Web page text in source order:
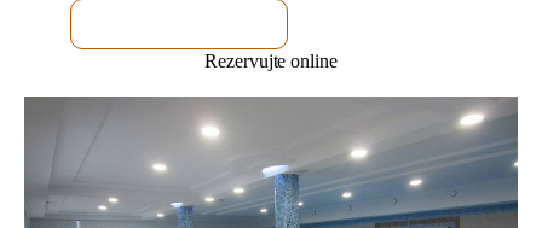
Rezervujte online